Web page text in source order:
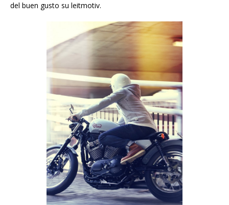
del buen gusto su leitmotiv.